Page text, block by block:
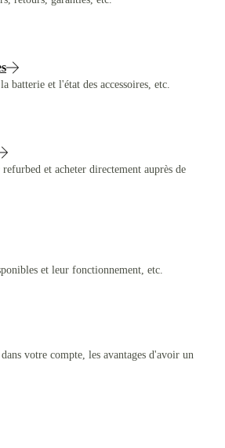
batterie et l'état des accessoires, etc.
et acheter directement auprès de
et leur fonctionnement, etc.
votre compte, les avantages d'avoir un